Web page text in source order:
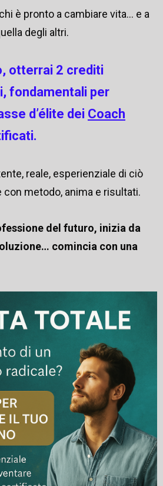
è pronto a cambiare vita… e a
degli altri.
otterrai 2 crediti
fondamentali per
d’élite dei Coach
reale, esperienziale di ciò
metodo, anima e risultati.
del futuro, inizia da
comincia con una